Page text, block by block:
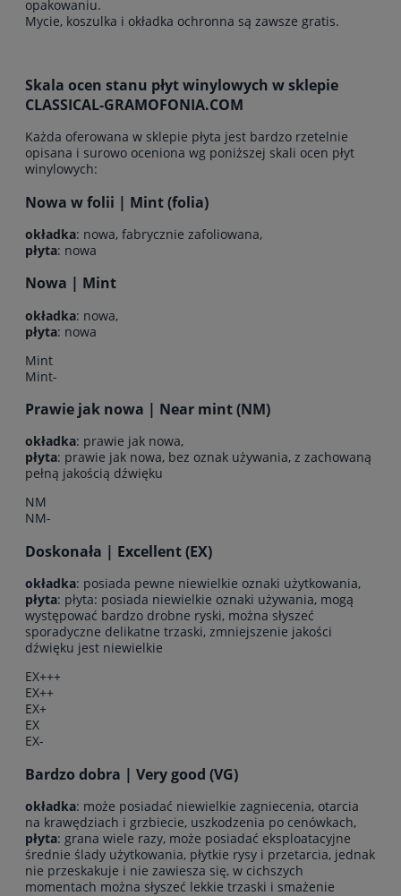
opakowaniu.
Mycie, koszulka i okładka ochronna są zawsze gratis.
Skala ocen stanu płyt winylowych w sklepie
CLASSICAL-GRAMOFONIA.COM
Każda oferowana w sklepie płyta jest bardzo rzetelnie
opisana i surowo oceniona wg poniższej skali ocen płyt
winylowych:
Nowa w folii | Mint (folia)
okładka: nowa, fabrycznie zafoliowana,
płyta: nowa
Nowa | Mint
okładka: nowa,
płyta: nowa
Mint
Mint-
Prawie jak nowa | Near mint (NM)
okładka: prawie jak nowa,
płyta: prawie jak nowa, bez oznak używania, z zachowaną
pełną jakością dźwięku
NM
NM-
Doskonała | Excellent (EX)
okładka: posiada pewne niewielkie oznaki użytkowania,
płyta: płyta: posiada niewielkie oznaki używania, mogą
występować bardzo drobne ryski, można słyszeć
sporadyczne delikatne trzaski, zmniejszenie jakości
dźwięku jest niewielkie
EX+++
EX++
EX+
EX
EX-
Bardzo dobra | Very good (VG)
okładka: może posiadać niewielkie zagniecenia, otarcia
na krawędziach i grzbiecie, uszkodzenia po cenówkach,
płyta: grana wiele razy, może posiadać eksploatacyjne
średnie ślady użytkowania, płytkie rysy i przetarcia, jednak
nie przeskakuje i nie zawiesza się, w cichszych
momentach można słyszeć lekkie trzaski i smażenie